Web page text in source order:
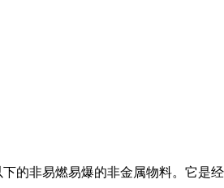
的非易燃易爆的非金属物料。它是